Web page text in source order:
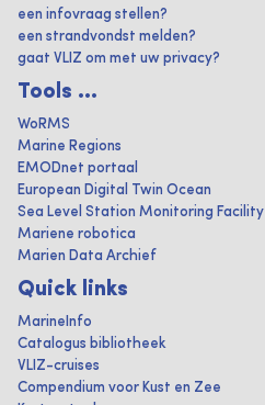
een infovraag stellen?
een strandvondst melden?
gaat VLIZ om met uw privacy?
Tools ...
WoRMS
Marine Regions
EMODnet portaal
European Digital Twin Ocean
Sea Level Station Monitoring Facility
Mariene robotica
Marien Data Archief
Quick links
MarineInfo
Catalogus bibliotheek
VLIZ-cruises
Compendium voor Kust en Zee